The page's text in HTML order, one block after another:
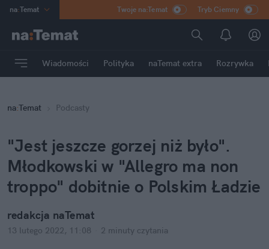
na:Temat
Poland
mama
Rozrywka
Twoje na:Temat Tryb Ciemny
Wiadomości Polityka naTemat extra Rozrywka
na:Temat Podcasty
"Jest jeszcze gorzej niż było".
Młodkowski w "Allegro ma non
troppo" dobitnie o Polskim Ładzie
redakcja naTemat
13 lutego 2022, 11:08 2 minuty czytania